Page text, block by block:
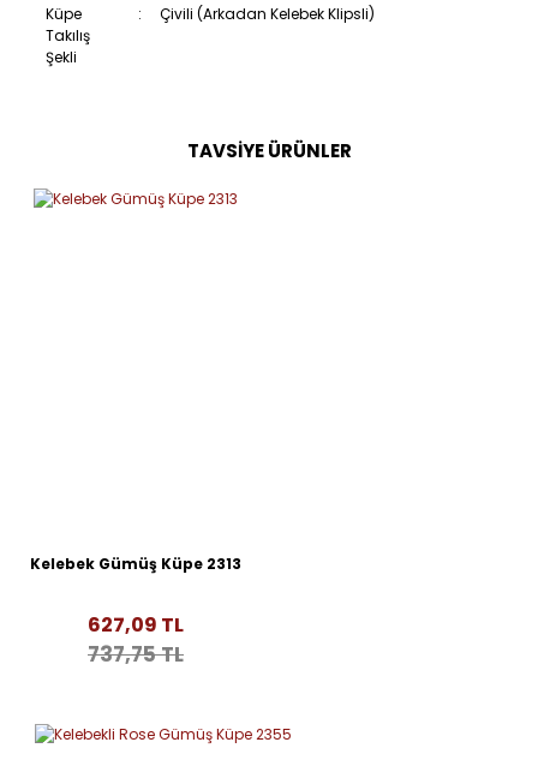
Küpe
Takılış
Şekli
: Çivili (Arkadan Kelebek Klipsli)
TAVSİYE ÜRÜNLER
Kelebek Gümüş Küpe 2313
627,09 TL
737,75 TL